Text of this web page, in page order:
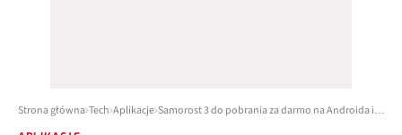
Strona główna Tech Aplikacje Samorost 3 do pobrania za darmo na Androida i iOS